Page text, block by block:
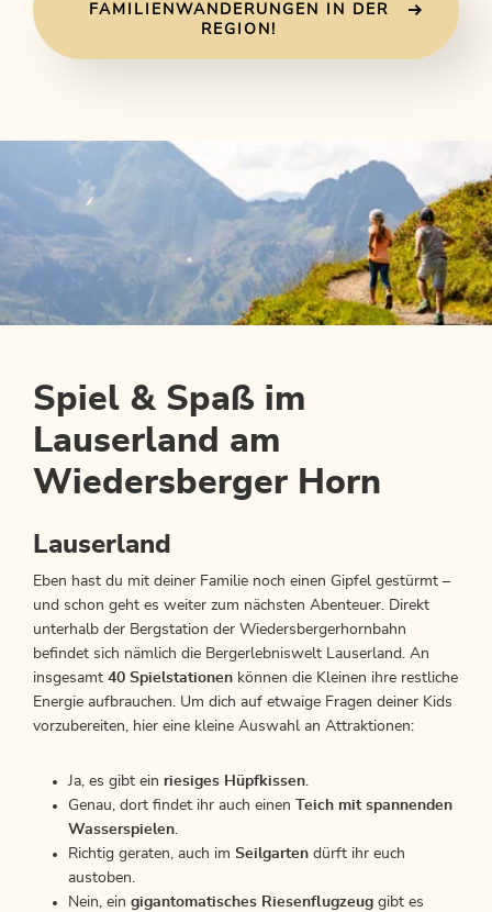
FAMILIENWANDERUNGEN IN DER
REGION!
Spiel & Spaß im
Lauserland am
Wiedersberger Horn
Lauserland
Eben hast du mit deiner Familie noch einen Gipfel gestürmt –
und schon geht es weiter zum nächsten Abenteuer. Direkt
unterhalb der Bergstation der Wiedersbergerhornbahn
befindet sich nämlich die Bergerlebniswelt Lauserland. An
insgesamt 40 Spielstationen können die Kleinen ihre restliche
Energie aufbrauchen. Um dich auf etwaige Fragen deiner Kids
vorzubereiten, hier eine kleine Auswahl an Attraktionen:
Ja, es gibt ein riesiges Hüpfkissen.
Genau, dort findet ihr auch einen
Teich mit spannenden
Wasserspielen.
Richtig geraten, auch im Seilgarten dürft ihr euch
austoben.
Nein, ein gigantomatisches Riesenflugzeug gibt es